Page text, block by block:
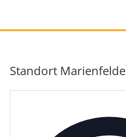
Standort Marienfelde